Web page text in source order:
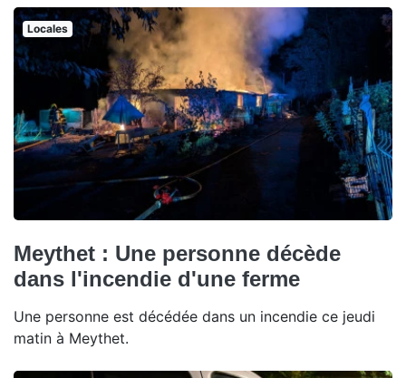
Locales
Meythet : Une personne décède
dans l'incendie d'une ferme
Une personne est décédée dans un incendie ce jeudi
matin à Meythet.